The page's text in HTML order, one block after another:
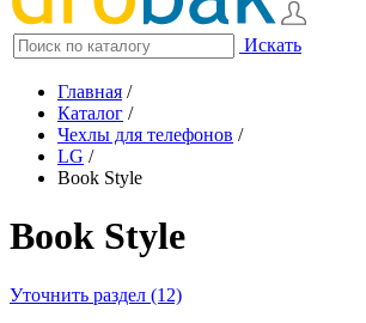
Искать
Главная /
Каталог /
Чехлы для телефонов /
LG /
Book Style
Book Style
Уточнить раздел (12)